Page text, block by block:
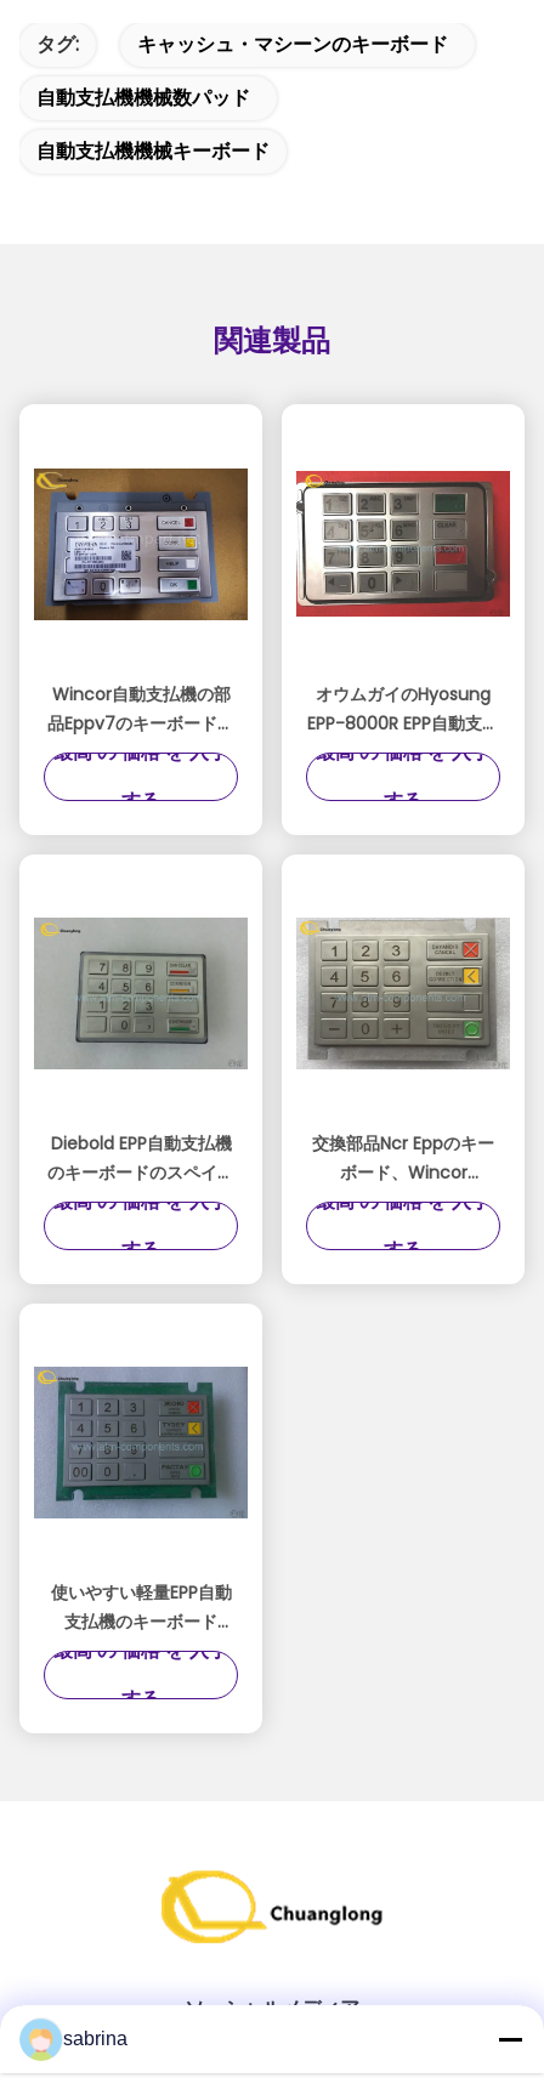
タグ:
キャッシュ・マシーンのキーボード
自動支払機機械数パッド
自動支払機機械キーボード
関連製品
Wincor自動支払機の部
品Eppv7のキーボードの
Wincor EPPV7
最高 の 価格 を 入手
する
オウムガイのHyosung
EPP-8000R EPP自動支払
機のキーパッド
最高 の 価格 を 入手
する
Diebold EPP自動支払機
のキーボードのスペイン
版49 - 216681 -
最高 の 価格 を 入手
する
交換部品Ncr Eppのキー
ボード、Wincor
1750132043銀行機械キ
最高 の 価格 を 入手
する
使いやすい軽量EPP自動
支払機のキーボード
01750105836/01750105836
最高 の 価格 を 入手
する
ソーシャルメディア
sabrina